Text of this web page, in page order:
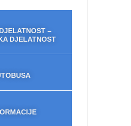
–
DJELATNOST